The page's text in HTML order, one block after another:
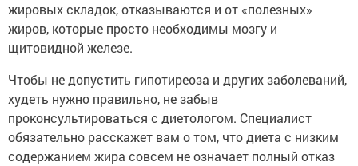
жировых складок, отказываются и от «полезных»
жиров, которые просто необходимы мозгу и
щитовидной железе.
Чтобы не допустить гипотиреоза и других заболеваний,
худеть нужно правильно, не забыв
проконсультироваться с диетологом. Специалист
обязательно расскажет вам о том, что диета с низким
содержанием жира совсем не означает полный отказ